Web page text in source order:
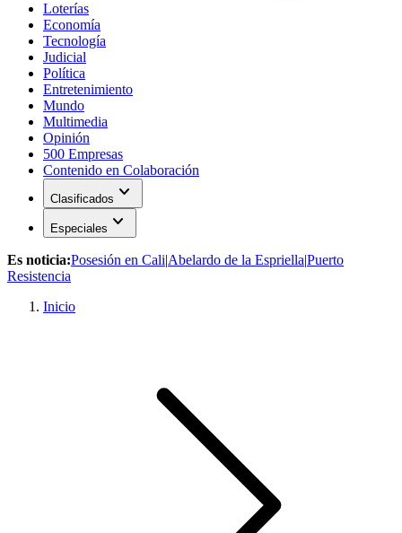
Loterías
Economía
Tecnología
Judicial
Política
Entretenimiento
Mundo
Multimedia
Opinión
500 Empresas
Contenido en Colaboración
Clasificados expand_more
Especiales expand_more
Es noticia:Posesión en Cali|Abelardo de la Espriella|Puerto
Resistencia
Inicio